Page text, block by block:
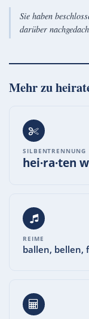
Sie haben
darüber
Mehr zu
SILBENTRENNUNG
hei·ra·ten
REIME
ballen, bellen,